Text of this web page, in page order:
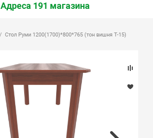
Адреса 191 магазина
Стол Руми 1200(1700)*800*765 (тон вишня Т-15)